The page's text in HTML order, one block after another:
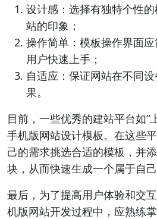
设计感：选择有独特个性
站的印象；
操作简单：模板操作界面
用户快速上手；
自适应：保证网站在不同
果。
目前，一些优秀的建站平台如“
手机版网站设计模板。在这些
己的需求挑选合适的模板，并
块，从而快速生成一个属于自己
最后，为了提高用户体验和交
机版网站开发过程中，应熟练